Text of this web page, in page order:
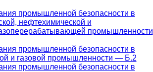
промышленной безопасности в
нефтехимической и
промышленности
промышленной безопасности в
и газовой промышленности — Б.2
промышленной безопасности в